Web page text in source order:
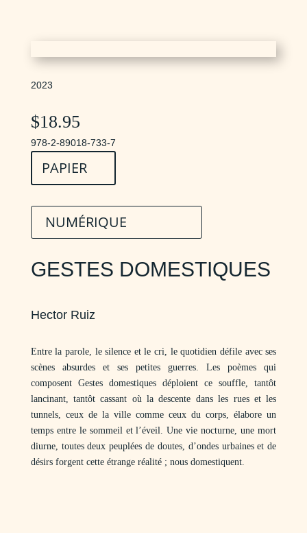
2023
$18.95
978-2-89018-733-7
PAPIER
NUMÉRIQUE
GESTES DOMESTIQUES
Hector Ruiz
Entre la parole, le silence et le cri, le quotidien défile avec ses
scènes absurdes et ses petites guerres. Les poèmes qui
composent Gestes domestiques déploient ce souffle, tantôt
lancinant, tantôt cassant où la descente dans les rues et les
tunnels, ceux de la ville comme ceux du corps, élabore un
temps entre le sommeil et l’éveil. Une vie nocturne, une mort
diurne, toutes deux peuplées de doutes, d’ondes urbaines et de
désirs forgent cette étrange réalité ; nous domestiquent.